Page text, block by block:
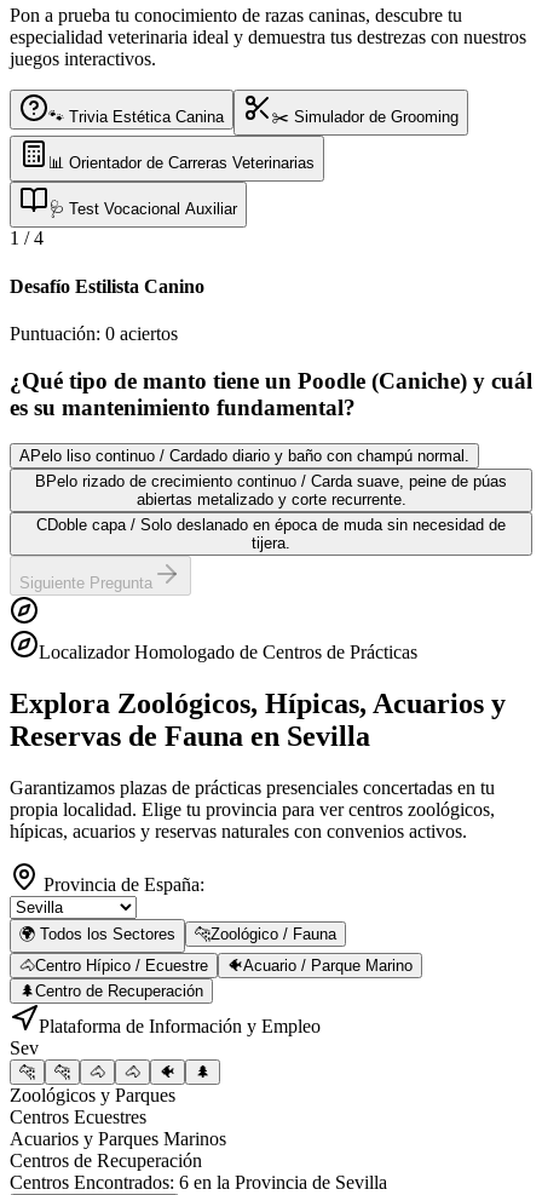
Pon a prueba tu conocimiento de razas caninas, descubre tu
especialidad veterinaria ideal y demuestra tus destrezas con nuestros
juegos interactivos.
🐾 Trivia Estética Canina ✂️ Simulador de Grooming
📊 Orientador de Carreras Veterinarias
🩺 Test Vocacional Auxiliar
1 /4
Desafío Estilista Canino
Puntuación: 0 aciertos
¿Qué tipo de manto tiene un Poodle (Caniche) y cuál
es su mantenimiento fundamental?
APelo liso continuo / Cardado diario y baño con champú normal.
B Pelo rizado de crecimiento continuo / Carda suave, peine de púas
abiertas metalizado y corte recurrente.
CDoble capa / Solo deslanado en época de muda sin necesidad de
tijera.
Siguiente Pregunta
Localizador Homologado de Centros de Prácticas
Explora Zoológicos, Hípicas, Acuarios y
Reservas de Fauna en Sevilla
Garantizamos plazas de prácticas presenciales concertadas en tu
propia localidad. Elige tu provincia para ver centros zoológicos,
hípicas, acuarios y reservas naturales con convenios activos.
Provincia de España:
🌍 Todos los Sectores 🐆Zoológico / Fauna
🐴Centro Hípico / Ecuestre 🐠Acuario / Parque Marino
🌲Centro de Recuperación
Plataforma de Información y Empleo
Sev
🐆 🐆 🐴 🐴 🐠 🌲
Zoológicos y Parques
Centros Ecuestres
Acuarios y Parques Marinos
Centros de Recuperación
Centros Encontrados: 6 en la Provincia de Sevilla